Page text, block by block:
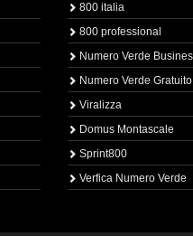
800 italia
800 professional
Numero Verde
Numero Verde Gratuito
Viralizza
Domus Montascale
Sprint800
Verfica Numero Verde